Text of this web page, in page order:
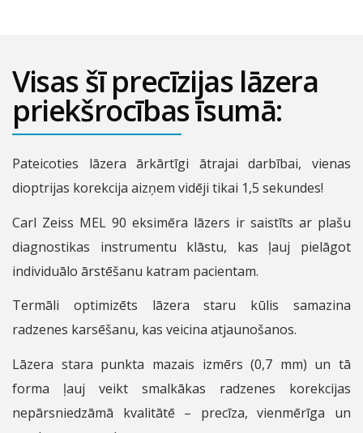
Visas šī precīzijas lāzera
priekšrocības īsumā:
Pateicoties lāzera ārkārtīgi ātrajai darbībai, vienas
dioptrijas korekcija aizņem vidēji tikai 1,5 sekundes!
Carl Zeiss MEL 90 eksimēra lāzers ir saistīts ar plašu
diagnostikas instrumentu klāstu, kas ļauj pielāgot
individuālo ārstēšanu katram pacientam.
Termāli optimizēts lāzera staru kūlis samazina
radzenes karsēšanu, kas veicina atjaunošanos.
Lāzera stara punkta mazais izmērs (0,7 mm) un tā
forma ļauj veikt smalkākas radzenes korekcijas
nepārsniedzāmā kvalitātē – precīza, vienmērīga un